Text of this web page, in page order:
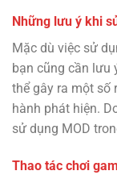
Những lưu ý khi
Mặc dù việc sử
bạn cũng cần lưu
thể gây ra một số
hành phát hiện.
sử dụng MOD
Thao tác chơi